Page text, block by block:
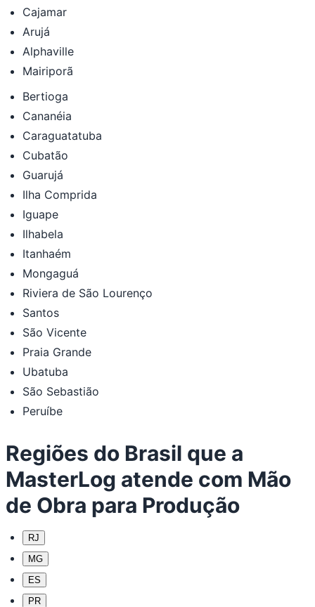
Cajamar
Arujá
Alphaville
Mairiporã
Bertioga
Cananéia
Caraguatatuba
Cubatão
Guarujá
Ilha Comprida
Iguape
Ilhabela
Itanhaém
Mongaguá
Riviera de São Lourenço
Santos
São Vicente
Praia Grande
Ubatuba
São Sebastião
Peruíbe
Regiões do Brasil que a
MasterLog atende com Mão
de Obra para Produção
RJ
MG
ES
PR